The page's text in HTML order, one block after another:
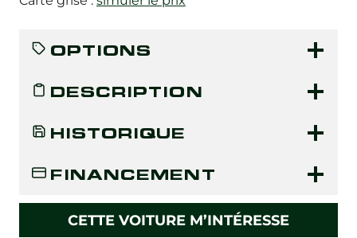
OPTIONS
DESCRIPTION
HISTORIQUE
FINANCEMENT
CETTE VOITURE M’INTÉRESSE